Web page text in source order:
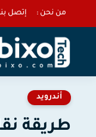
من نحن : إتصل
أندرويد
طريقة